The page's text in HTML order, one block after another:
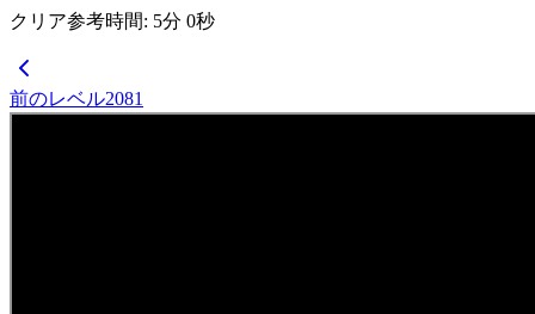
クリア参考時間: 5分 0秒
前のレベル2081